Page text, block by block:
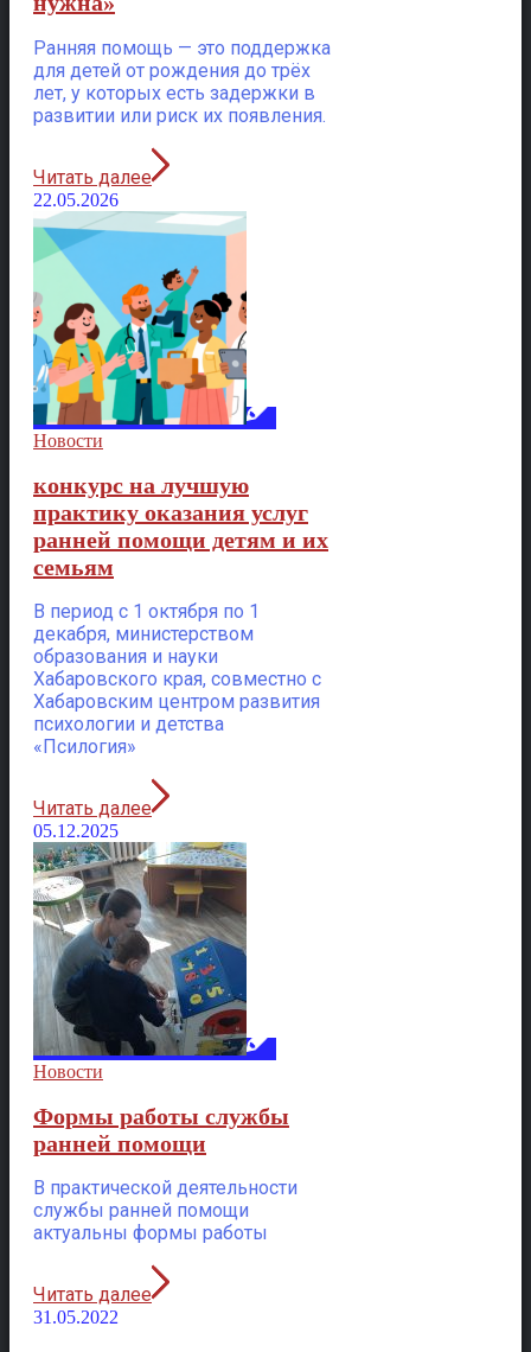
Ранняя помощь — это поддержка
для детей от рождения до трёх
лет, у которых есть задержки в
развитии или риск их появления.
Читать далее
22.05.2026
Новости
конкурс на лучшую
практику оказания услуг
ранней помощи детям и их
семьям
В период с 1 октября по 1
декабря, министерством
образования и науки
Хабаровского края, совместно с
Хабаровским центром развития
психологии и детства
«Псилогия»
Читать далее
05.12.2025
Новости
Формы работы службы
ранней помощи
В практической деятельности
службы ранней помощи
актуальны формы работы
Читать далее
31.05.2022